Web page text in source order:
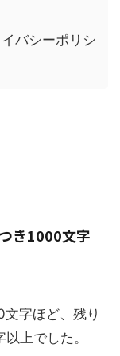
バシーポリシ
き1000文字
字ほど、残り
上でした。